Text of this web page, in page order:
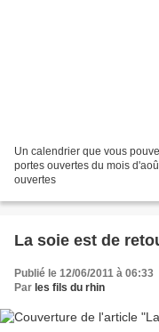
Un calendrier que vous
portes ouvertes du mois
ouvertes
La soie est de
Publié le 12/06/2011 à 06:33
Par les fils du rhin